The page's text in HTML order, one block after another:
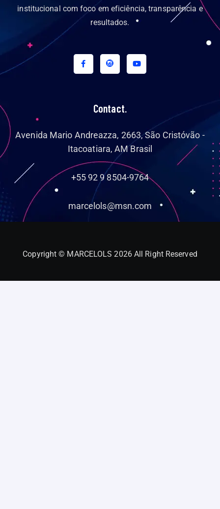
institucional com foco em eficiência, transparência e
resultados.
Contact.
Avenida Mario Andreazza, 2663, São Cristóvão -
Itacoatiara, AM Brasil
+55 92 9 8504-9764
marcelols@msn.com
Copyright © MARCELOLS 2026 All Right Reserved